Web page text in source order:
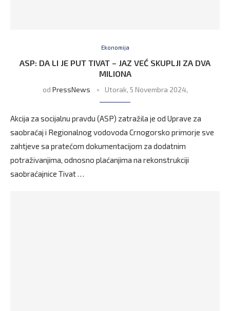
Ekonomija
ASP: DA LI JE PUT TIVAT – JAZ VEĆ SKUPLJI ZA DVA
MILIONA
od PressNews Utorak, 5 Novembra 2024,
Akcija za socijalnu pravdu (ASP) zatražila je od Uprave za
saobraćaj i Regionalnog vodovoda Crnogorsko primorje sve
zahtjeve sa pratećom dokumentacijom za dodatnim
potraživanjima, odnosno plaćanjima na rekonstrukciji
saobraćajnice Tivat …